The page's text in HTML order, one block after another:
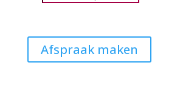
Afspraak maken